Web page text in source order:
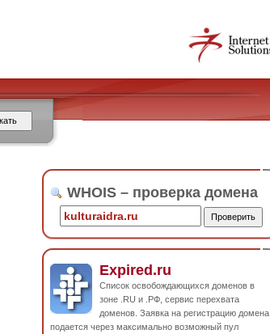
WHOIS – проверка домена
Expired.ru
Список освобождающихся доменов в
зоне .RU и .РФ, сервис перехвата
доменов. Заявка на регистрацию домена
подается через максимально возможный пул